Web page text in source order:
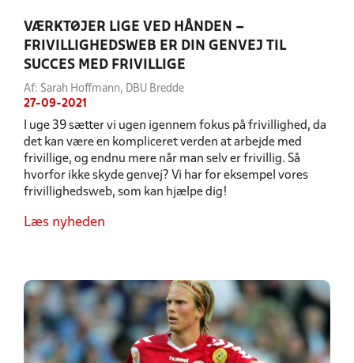
VÆRKTØJER LIGE VED HÅNDEN –
FRIVILLIGHEDSWEB ER DIN GENVEJ TIL
SUCCES MED FRIVILLIGE
Af: Sarah Hoffmann, DBU Bredde
27-09-2021
I uge 39 sætter vi ugen igennem fokus på frivillighed, da
det kan være en kompliceret verden at arbejde med
frivillige, og endnu mere når man selv er frivillig. Så
hvorfor ikke skyde genvej? Vi har for eksempel vores
frivillighedsweb, som kan hjælpe dig!
Læs nyheden